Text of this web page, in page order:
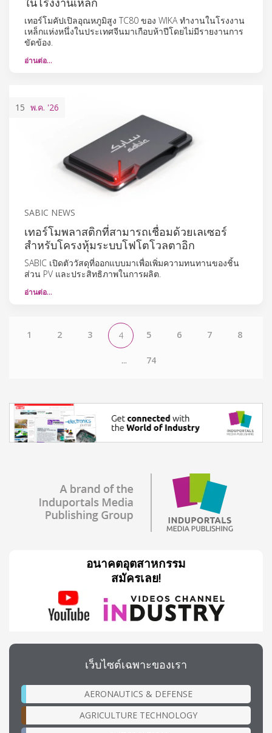
เทอร์โมคัปเปิลอุณหภูมิสูง TC80 ของ WIKA ทำงานในโรงงาน
เหล็กแห่งหนึ่งในประเทศจีนมาเกือบห้าปีโดยไม่มีรายงานการ
ขัดข้อง.
อ่านต่อ…
15 พ.ค. '26
SABIC NEWS
เทอร์โมพลาสติกที่สามารถเชื่อมด้วยเลเซอร์
สำหรับโครงหุ้มระบบโฟโตโวลตาอิก
SABIC เปิดตัววัสดุที่ออกแบบมาเพื่อเพิ่มความทนทานของชิ้น
ส่วน PV และประสิทธิภาพในการผลิต.
อ่านต่อ…
1 2 3 4 5 6 7 8
... 74
อนาคตอุตสาหกรรม
สมัครเลย!
เว็บไซต์เฉพาะของเรา
AERONAUTICS & DEFENSE
AGRICULTURE TECHNOLOGY